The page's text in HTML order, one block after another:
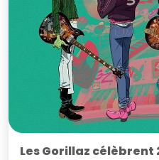
Les Gorillaz